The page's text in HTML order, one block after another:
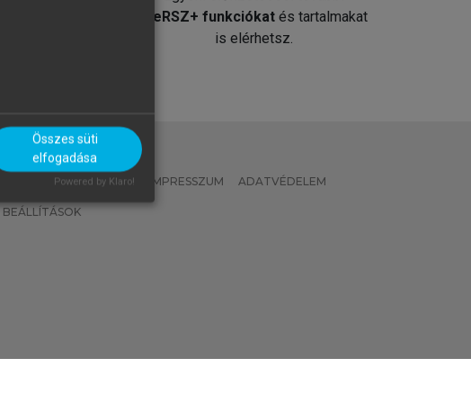
MeRSZ+ funkciókat és tartalmakat
is elérhetsz.
IRÁNYELVEK IMPRESSZUM ADATVÉDELEM
BEÁLLÍTÁSOK
Összes süti
elfogadása
Powered by Klaro!